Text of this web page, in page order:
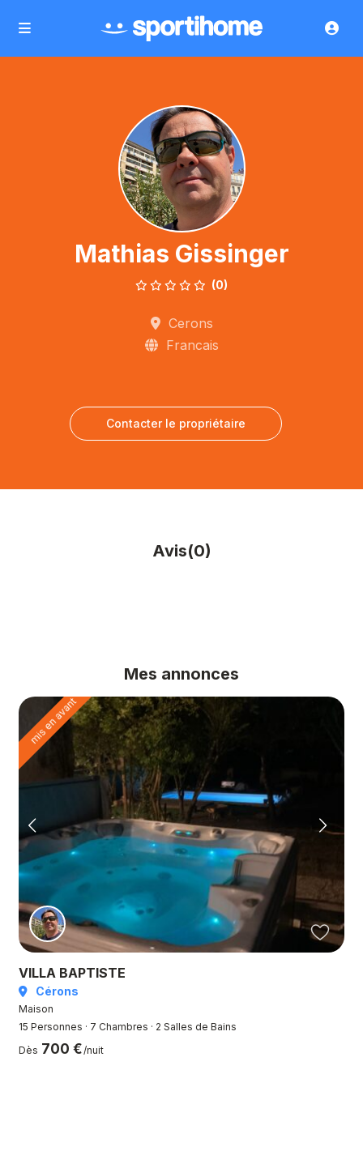
Mathias Gissinger
(0)
Cerons
Francais
Contacter le propriétaire
Avis(0)
Mes annonces
mis en avant
VILLA BAPTISTE
Cérons
Maison
15 Personnes · 7 Chambres · 2 Salles de Bains
Dès 700 €/nuit